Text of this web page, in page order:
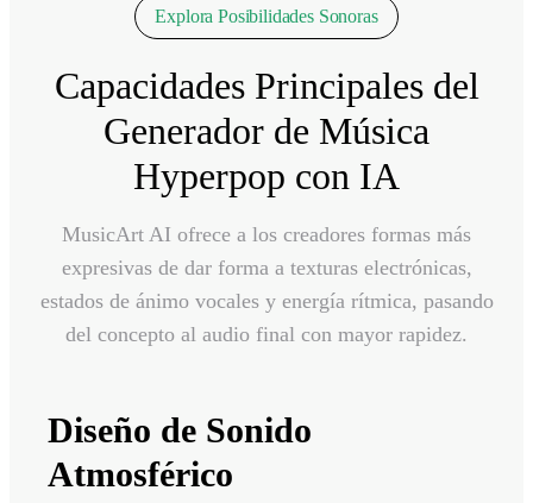
Explora Posibilidades Sonoras
Capacidades Principales del
Generador de Música
Hyperpop con IA
MusicArt AI ofrece a los creadores formas más
expresivas de dar forma a texturas electrónicas,
estados de ánimo vocales y energía rítmica, pasando
del concepto al audio final con mayor rapidez.
Diseño de Sonido
Atmosférico